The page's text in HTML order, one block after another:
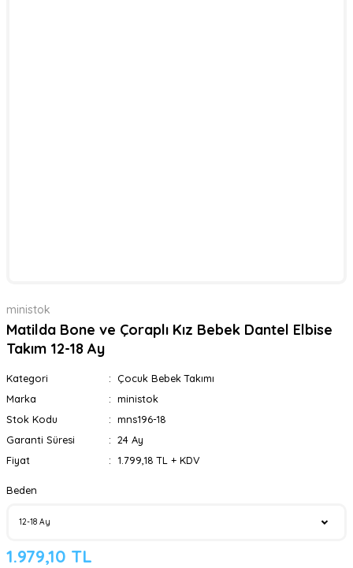
ministok
Matilda Bone ve Çoraplı Kız Bebek Dantel Elbise
Takım 12-18 Ay
Kategori
Çocuk Bebek Takımı
Marka
ministok
Stok Kodu
mns196-18
Garanti Süresi
24 Ay
Fiyat
1.799,18 TL + KDV
Beden
1.979,10 TL